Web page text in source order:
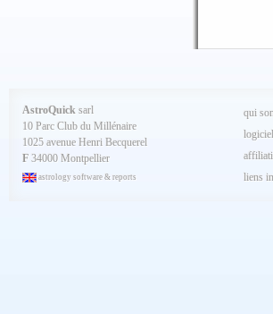
Avril
Mars
Février
Janvier
AstroQuick sarl
10 Parc Club du Millénaire
1025 avenue Henri Becquerel
F 34000 Montpellier
astrology software & reports
qui
liens